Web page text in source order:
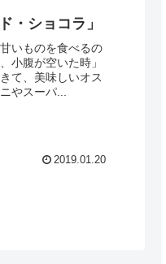
・ショコラ」
いものを食べるの
小腹が空いた時」
て、美味しいオス
やスーパ...
2019.01.20